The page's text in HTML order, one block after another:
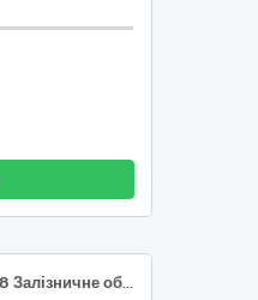
Код ДК 021:2015: 34940000-8 Залізничне обладнання (Прокладка підрейкова типу ПРП-3.2.1 для скріплень проміжних пружних типу КПП-5)